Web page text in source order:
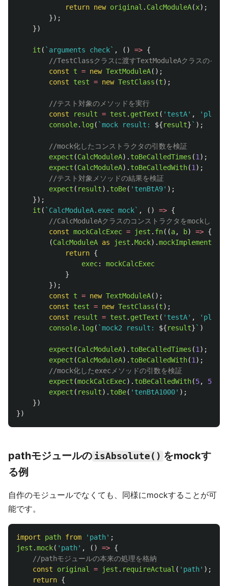
return new original . CalcModuleA(x);
});
})
it ( `arguments check` , () => {
//TestClassクラスに渡すTextModuleAクラスのイン
const
t = new TextModuleA();
const
test = new TestClass (t);
//テスト対象のメソッドを実行
const
result = test . getText ( ' testA' , ' planB
console. log( `mock result: ${result} ` );
//mock化したコンストラクタの引数を検証
expect (CalcModuleA). toBeCalledTimes (1 );
expect (CalcModuleA). toBeCalledWith(1 );
//テスト対象メソッドの結果を検証
expect ( result). toBe( ' tenBtA9' );
});
it ( `CalcModuleA.exec mock` , () => {
//CalcModuleAクラスのコンストラクタをmockし、
const mockCalcExec = jest . fn((a, b) => {
(CalcModuleA as jest .Mock).
return {
exec:
mockCalcExec
}
});
const
t = new TextModuleA();
const
test = new TestClass (t);
const
result = test . getText ( ' testA' , ' planB
console. log( `mock2 result: ${result} ` )
expect (CalcModuleA). toBeCalledTimes (1 );
expect (CalcModuleA). toBeCalledWith(1 );
//mock化したexecメソッドの引数を検証
expect (mockCalcExec). toBeCalledWith(5, 5
expect ( result). toBe( ' tenBtA1000' );
})
})
pathモジュールの isAbsolute() をmockす
る例
自作のモジュールでなくても、同様にmockすることが可
能です。
import path from ' path' ;
jest .mock( ' path' , () => {
//pathモジュールの本来の処理を格納
const
original = jest . requireActual ( ' path' );
return {